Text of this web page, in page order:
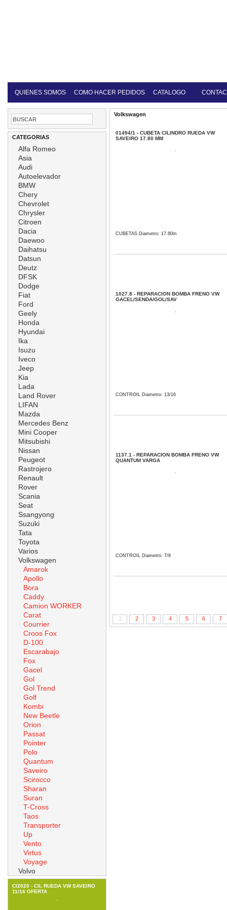
QUIENES SOMOS COMO HACER PEDIDOS CATALOGO
CATEGORIAS
Alfa Romeo
Asia
Audi
Autoelevador
BMW
Chery
Chevrolet
Chrysler
Citroen
Dacia
Daewoo
Daihatsu
Datsun
Deutz
DFSK
Dodge
Fiat
Ford
Geely
Honda
Hyundai
Ika
Isuzu
Iveco
Jeep
Kia
Lada
Land Rover
LIFAN
Mazda
Mercedes Benz
Mini Cooper
Mitsubishi
Nissan
Peugeot
Rastrojero
Renault
Rover
Scania
Seat
Ssangyong
Suzuki
Tata
Toyota
Varios
Volkswagen
Amarok
Apollo
Bora
Caddy
Camion WORKER
Carat
Courrier
Croos Fox
D-100
Escarabajo
Fox
Gacel
Gol
Gol Trend
Golf
Kombi
New Beetle
Orion
Passat
Pointer
Polo
Quantum
Saveiro
Scirocco
Sharan
Suran
T-Cross
Taos
Transporter
Up
Vento
Virtus
Voyage
Volvo
CI2020 - CIL RUEDA VW SAVEIRO
11/16 OFERTA
Volkswagen
01494/1 - CUBETA CILINDRO RUEDA VW
SAVEIRO 17.80 MM
CUBETAS Diametro: 17.80m
1027.8 - REPARACION BOMBA FRENO VW
GACEL/SENDA/GOL/SAV
CONTROIL Diametro: 13/16
1137.1 - REPARACION BOMBA FRENO VW
QUANTUM VARGA
CONTROIL Diametro: 7/8
1 2 3 4 5 6 7